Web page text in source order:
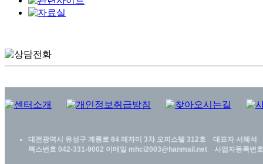
대전광역시 유성구 계룡로 84 레자미 3차 오피스텔 312호 대표자 서혜
팩스번호 042-331-9002 이메일 mhci2003@hanmail.net 사업자등록번